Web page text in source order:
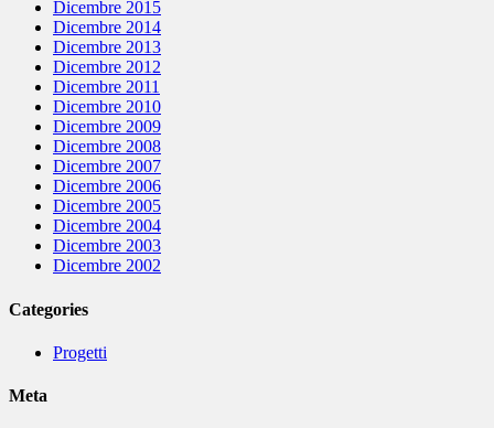
Dicembre 2015
Dicembre 2014
Dicembre 2013
Dicembre 2012
Dicembre 2011
Dicembre 2010
Dicembre 2009
Dicembre 2008
Dicembre 2007
Dicembre 2006
Dicembre 2005
Dicembre 2004
Dicembre 2003
Dicembre 2002
Categories
Progetti
Meta